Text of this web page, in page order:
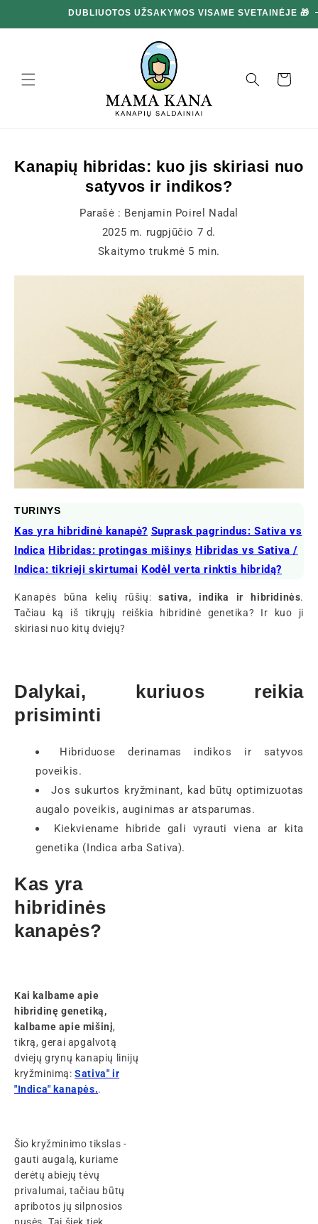
ir pereikite
prie turinio
Krepšelis
Kanapių hibridas: kuo jis skiriasi nuo
satyvos ir indikos?
Parašė : Benjamin Poirel Nadal
2025 m. rugpjūčio 7 d.
Skaitymo trukmė 5 min.
TURINYS
Kas yra hibridinė kanapė? Suprask pagrindus: Sativa vs
Indica Hibridas: protingas mišinys Hibridas vs Sativa /
Indica: tikrieji skirtumai Kodėl verta rinktis hibridą?
Kanapės būna kelių rūšių:sativa, indika ir hibridinės.
Tačiau ką iš tikrųjų reiškia hibridinė genetika? Ir kuo ji
skiriasi nuo kitų dviejų?
Dalykai, kuriuos reikia
prisiminti
Hibriduose derinamas indikos ir satyvos
poveikis.
Jos sukurtos kryžminant, kad būtų optimizuotas
augalo poveikis, auginimas ar atsparumas.
Kiekviename hibride gali vyrauti viena ar kita
genetika (Indica arba Sativa).
Kas yra
hibridinės
kanapės?
Kai kalbame apie
hibridinę genetiką,
kalbame apie mišinį,
tikrą, gerai apgalvotą
dviejų grynų kanapių linijų
kryžminimą:Sativa" ir
"Indica" kanapės..
Šio kryžminimo tikslas -
gauti augalą, kuriame
derėtų abiejų tėvų
privalumai, tačiau būtų
apribotos jų silpnosios